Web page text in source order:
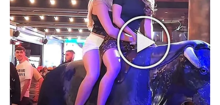
Njegov život nije bio lišen tragedije; smrt njegovog brata, koja
je nastupila uslijed leukemije, duboko ga je pogodila i
oblikovala njegov pogled na svijet. U svojoj autobiografiji
“Adrenalin: Moja neispričana priča”, Zlatan iskreno piše o
svojim osjećajima, tjeskobama i bolu, istražujući kako su ti
događaji uticali na njegove odluke o karijeri i životu. Njegova
sposobnost da se suoči sa gubitkom i pronađe snagu u tim
teškim trenucima predstavlja inspiraciju za mnoge njegove